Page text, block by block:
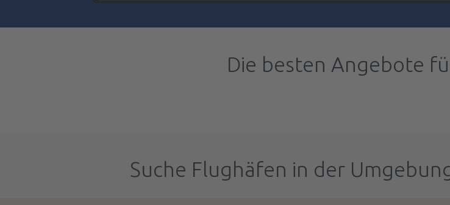
Die besten Angebote
Suche Flughäfen in der